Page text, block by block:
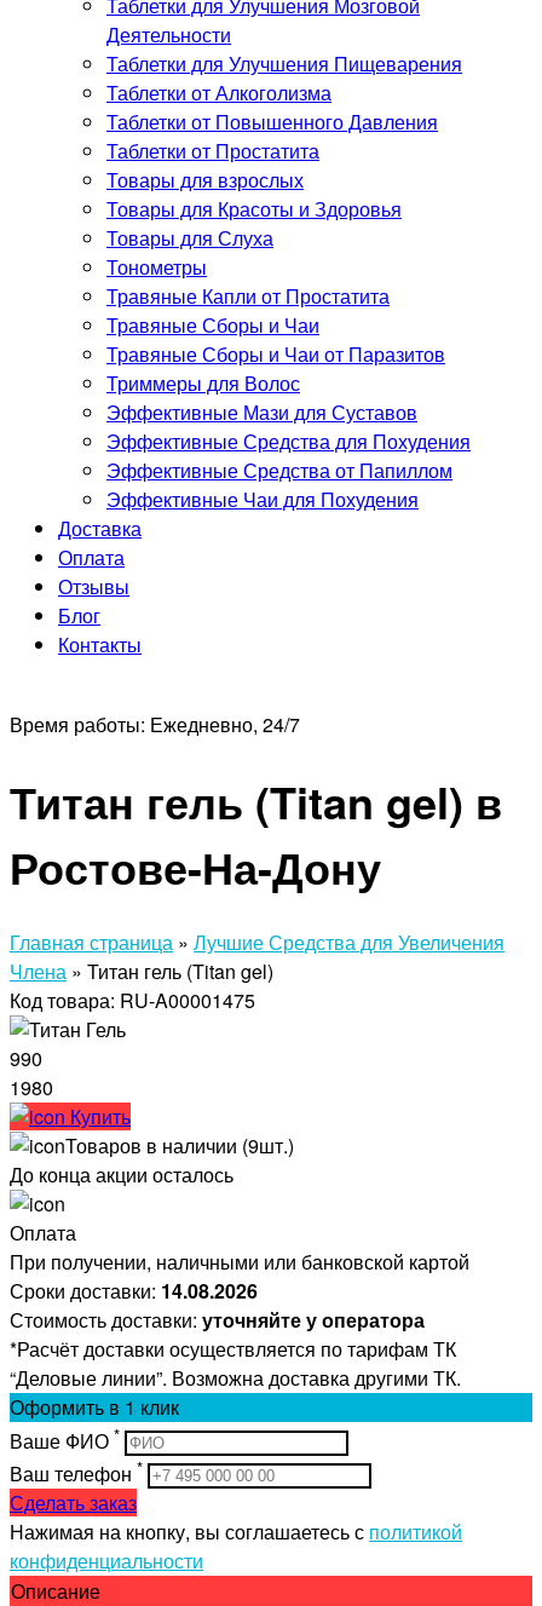
Деятельности
Таблетки для Улучшения Пищеварения
Таблетки от Алкоголизма
Таблетки от Повышенного Давления
Таблетки от Простатита
Товары для взрослых
Товары для Красоты и Здоровья
Товары для Слуха
Тонометры
Травяные Капли от Простатита
Травяные Сборы и Чаи
Травяные Сборы и Чаи от Паразитов
Триммеры для Волос
Эффективные Мази для Суставов
Эффективные Средства для Похудения
Эффективные Средства от Папиллом
Эффективные Чаи для Похудения
Доставка
Оплата
Отзывы
Блог
Контакты
Время работы: Ежедневно, 24/7
Титан гель (Titan gel) в
Ростове-На-Дону
Главная страница » Лучшие Средства для Увеличения
Члена » Титан гель (Titan gel)
Код товара: RU-A00001475
990
1980
Купить
Товаров в наличии (9шт.)
До конца акции осталось
Оплата
При получении, наличными или банковской картой
Сроки доставки: 14.08.2026
Стоимость доставки: уточняйте у оператора
*Расчёт доставки осуществляется по тарифам ТК
“Деловые линии”. Возможна доставка другими ТК.
Оформить в 1 клик
Ваше ФИО *
Ваш телефон *
Сделать заказ
Нажимая на кнопку, вы соглашаетесь с политикой
конфиденциальности
Описание